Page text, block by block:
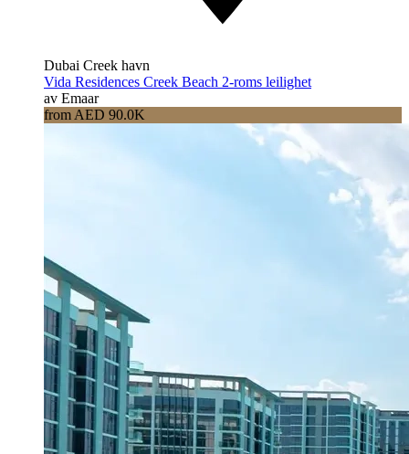
Dubai Creek havn
Vida Residences Creek Beach 2-roms leilighet
av Emaar
from AED 90.0K